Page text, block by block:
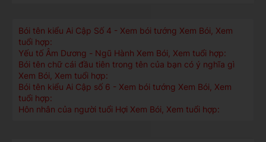
Bói tên kiểu Ai Cập Số 4 - Xem bói tướng Xem Bói, Xem
tuổi hợp:
Yếu tố Âm Dương - Ngũ Hành Xem Bói, Xem tuổi hợp:
Bói tên chữ cái đầu tiên trong tên của bạn có ý nghĩa gì
Xem Bói, Xem tuổi hợp:
Bói tên kiểu Ai Cập số 6 - Xem bói tướng Xem Bói, Xem
tuổi hợp:
Hôn nhân của người tuổi Hợi Xem Bói, Xem tuổi hợp: